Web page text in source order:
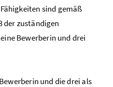
sind gemäß
der zuständigen
Bewerberin und drei
und die drei als